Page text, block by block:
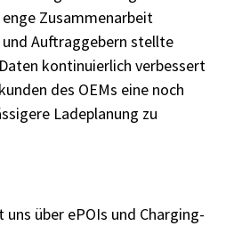
Zusammenarbeit
Auftraggebern stellte
kontinuierlich verbessert
des OEMs eine noch
Ladeplanung zu
uns über ePOIs und Charging-